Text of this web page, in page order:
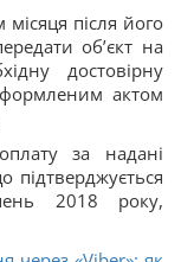
після його
об’єкт на
достовірну
актом
за надані
2018 року,